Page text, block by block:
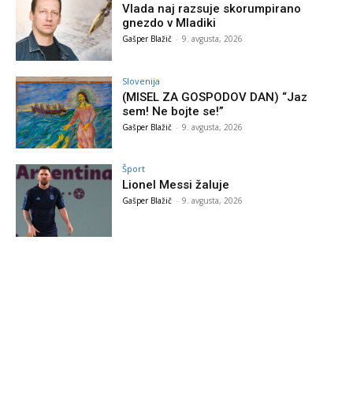
Vlada naj razsuje skorumpirano
gnezdo v Mladiki
Gašper Blažič - 9. avgusta, 2026
Slovenija
(MISEL ZA GOSPODOV DAN) “Jaz
sem! Ne bojte se!”
Gašper Blažič - 9. avgusta, 2026
Šport
Lionel Messi žaluje
Gašper Blažič - 9. avgusta, 2026